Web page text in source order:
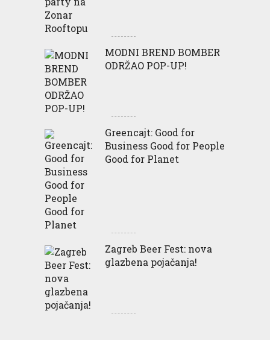
MODNI BREND BOMBER
ODRŽAO POP-UP!
Greencajt: Good for
Business Good for People
Good for Planet
Zagreb Beer Fest: nova
glazbena pojačanja!